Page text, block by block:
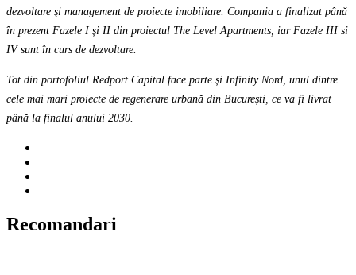
dezvoltare şi management de proiecte imobiliare. Compania a finalizat până
în prezent Fazele I și II din proiectul The Level Apartments, iar Fazele III si
IV sunt în curs de dezvoltare.
Tot din portofoliul Redport Capital face parte și Infinity Nord, unul dintre
cele mai mari proiecte de regenerare urbană din București, ce va fi livrat
până la finalul anului 2030.
Recomandari